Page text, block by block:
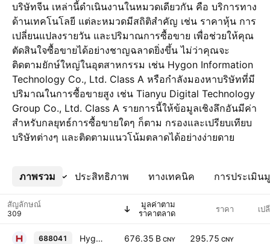
บริษัทจีน เหล่านี้ดำเนินงานในหมวดเดียวกัน คือ บริการทาง
ด้านเทคโนโลยี แต่ละหมวดมีสถิติสำคัญ เช่น ราคาหุ้น การ
เปลี่ยนแปลงรายวัน และปริมาณการซื้อขาย เพื่อช่วยให้คุณ
ตัดสินใจซื้อขายได้อย่างชาญฉลาดยิ่งขึ้น ไม่ว่าคุณจะ
ติดตามยักษ์ใหญ่ในอุตสาหกรรม เช่น Hygon Information
Technology Co., Ltd. Class A หรือกำลังมองหาบริษัทที่มี
ปริมาณในการซื้อขายสูง เช่น Tianyu Digital Technology
Group Co., Ltd. Class A รายการนี้ให้ข้อมูลเชิงลึกอันมีค่า
สำหรับกลยุทธ์การซื้อขายใดๆ ก็ตาม กรองและเปรียบเทียบ
บริษัทต่างๆ และติดตามแนวโน้มตลาดได้อย่างง่ายดาย
ภาพรวม ประสิทธิภาพ ทางเทคนิค การประเมิน
เพิ่มเติม
สัญลักษณ์
มูลค่าตาม
ราคาตลาด
ราคา เป
688041 Hygon Information Technology Co., Ltd. Class A 676.35 B CNY 295.75 CNY